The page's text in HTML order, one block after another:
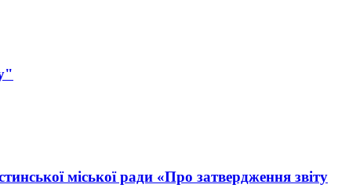
міської ради «Про затвердження звіту